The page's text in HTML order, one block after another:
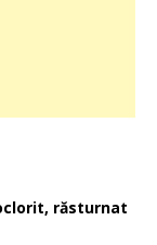
răsturnat